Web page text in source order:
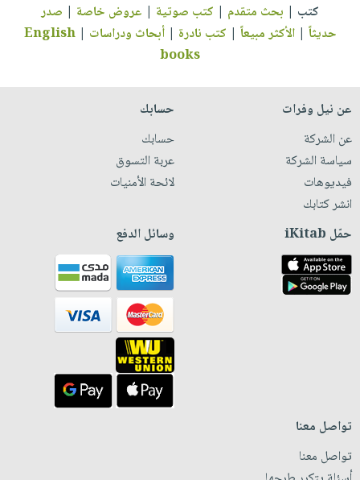
كتب | بحث متقدم | كتب صوتية | عروض خاصة | صدر
حديثاً |الأكثر مبيعاً | كتب نادرة |أبحاث ودراسات |
English
books
عن نيل وفرات
عن الشركة
سياسة الشركة
فيديوهات
انشر كتابك
حسابك
حسابك
عربة التسوق
لائحة الأمنيات
حمّل iKitab وسائل الدفع
تواصل معنا
تواصل معنا